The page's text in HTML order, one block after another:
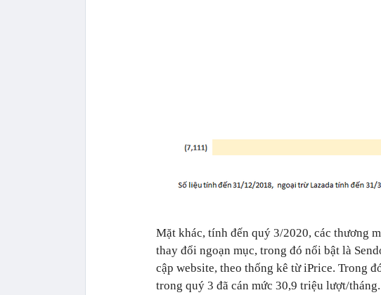
Mặt khác, tính đến quý 3/2020, các thương
thay đổi ngoạn mục, trong đó nổi bật là
cập website, theo thống kê từ iPrice. Trong
trong quý 3 đã cán mức 30,9 triệu lượt/